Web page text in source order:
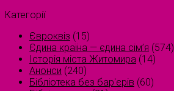
Категорії
Євроквіз (15)
Єдина країна — єдина сім’я (574)
Історія міста Житомира (14)
Анонси (240)
Бібліотека без бар'єрів (60)